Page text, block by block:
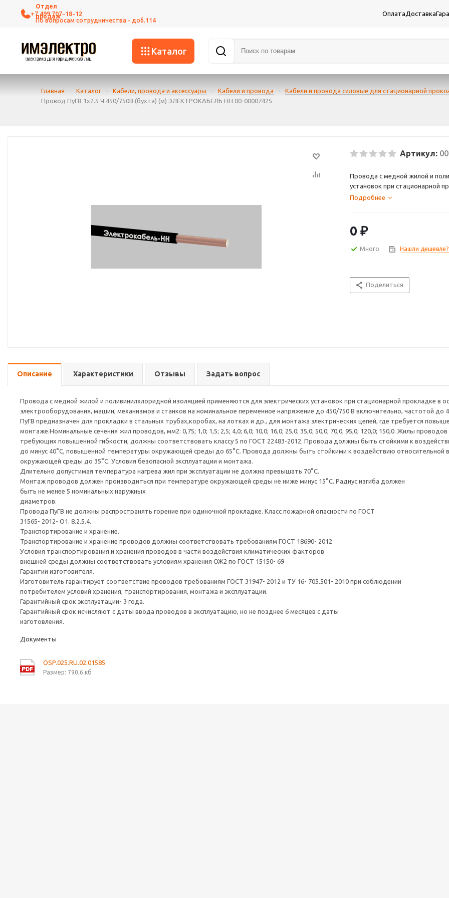
+7 499 707-18-12 ОплатаДоставка
Каталог
Главная - Каталог - Кабели, провода и аксессуары - Кабели и провода - Кабели и провода силовые для стационарной
Провод ПуГВ 1х2.5 Ч 450/750В (бухта) (м) ЭЛЕКТРОКАБЕЛЬ НН 00-00007425
Артикул:
Провода с медной жилой и
установок при стационарной
электрооборудования, машин,
электрических цепей, где
сечения жил проводов, мм2: 0,75;
Жилы проводов ПуГВ для
температуры окружающей
относительной влажности
Транспортирование и хранение.
Условия транспортирования
внешней среды должны
Гарантии изготовителя.
Изготовитель гарантирует
потребителем условий
Гарантийный срок исчисляют
изготовления.
Подробнее
0 ₽
Много Нашли дешевле?
Поделиться
Описание Характеристики Отзывы Задать вопрос
Провода с медной жилой и поливинилхлоридной изоляцией применяются для электрических установок при стационарной прокладке в
электрооборудования, машин, механизмов и станков на номинальное переменное напряжение до 450/750 В включительно, частотой до
ПуГВ предназначен для прокладки в стальных трубах,коробах, на лотках и др., для монтажа электрических цепей, где требуется
монтаже.Номинальные сечения жил проводов, мм2: 0,75; 1,0; 1,5; 2,5; 4,0; 6,0; 10,0; 16,0; 25,0; 35,0; 50,0; 70,0; 95,0; 120,0; 150,0. Жилы
требующих повышенной гибкости, должны соответствовать классу 5 по ГОСТ 22483-2012. Провода должны быть стойкими к
до минус 40°C, повышенной температуры окружающей среды до 65°C. Провода должны быть стойкими к воздействию относительной
окружающей среды до 35°C. Условия безопасной эксплуатации и монтажа.
Длительно допустимая температура нагрева жил при эксплуатации не должна превышать 70°C.
Монтаж проводов должен производиться при температуре окружающей среды не ниже минус 15°C. Радиус изгиба должен
быть не менее 5 номинальных наружных
диаметров.
Провода ПуГВ не должны распространять горение при одиночной прокладке. Класс пожарной опасности по ГОСТ
31565- 2012- О1. 8.2.5.4.
Транспортирование и хранение.
Транспортирование и хранение проводов должны соответствовать требованиям ГОСТ 18690- 2012
Условия транспортирования и хранения проводов в части воздействия климатических факторов
внешней среды должны соответствовать условиям хранения ОЖ2 по ГОСТ 15150- 69
Гарантии изготовителя.
Изготовитель гарантирует соответствие проводов требованиям ГОСТ 31947- 2012 и ТУ 16- 705.501- 2010 при соблюдении
потребителем условий хранения, транспортирования, монтажа и эксплуатации.
Гарантийный срок эксплуатации- 3 года.
Гарантийный срок исчисляют с даты ввода проводов в эксплуатацию, но не позднее 6 месяцев с даты
изготовления.
Документы
OSP.025.RU.02.01585
Размер: 790,6 кб